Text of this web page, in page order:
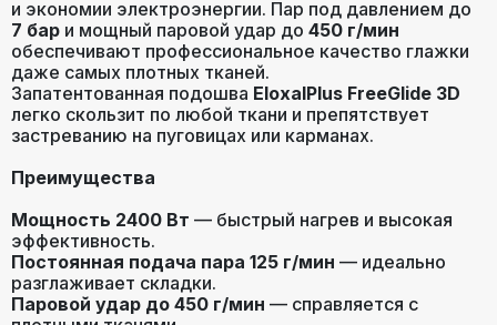
и экономии электроэнергии. Пар под давлением до
7 бар и мощный паровой удар до 450 г/мин
обеспечивают профессиональное качество глажки
даже самых плотных тканей.
Запатентованная подошва EloxalPlus FreeGlide 3D
легко скользит по любой ткани и препятствует
застреванию на пуговицах или карманах.
Преимущества
Мощность 2400 Вт — быстрый нагрев и высокая
эффективность.
Постоянная подача пара 125 г/мин — идеально
разглаживает складки.
Паровой удар до 450 г/мин — справляется с